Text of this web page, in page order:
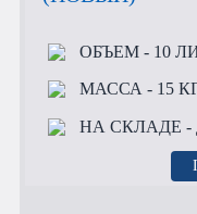
ОБЪЕМ- 10
МАССА- 15
НА СКЛАДЕ -